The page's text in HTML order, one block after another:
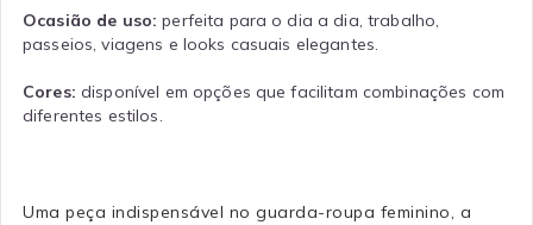
Ocasião de uso: perfeita para o dia a dia, trabalho,
passeios, viagens e looks casuais elegantes.
Cores: disponível em opções que facilitam combinações com
diferentes estilos.
Uma peça indispensável no guarda-roupa feminino, a